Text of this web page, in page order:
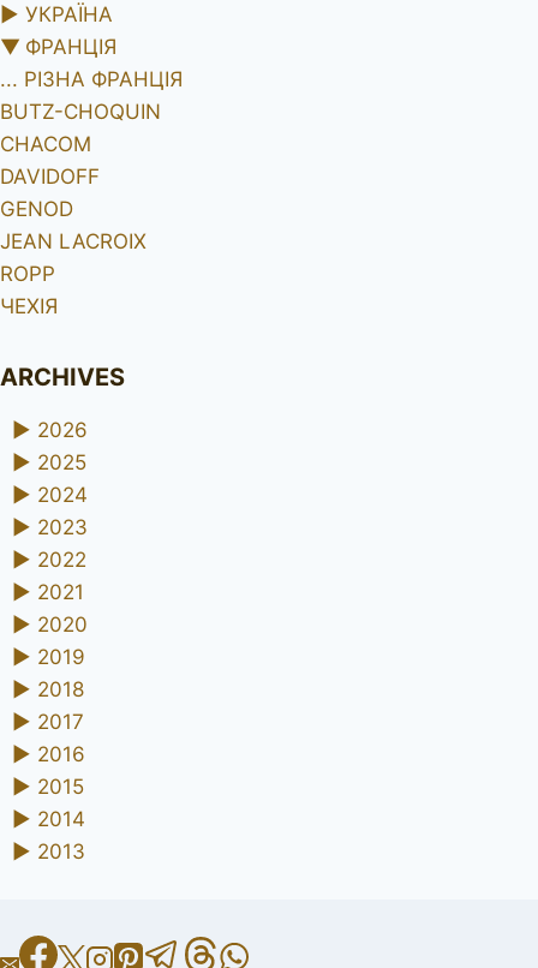
► УКРАЇНА
▼ ФРАНЦІЯ
... РІЗНА ФРАНЦІЯ
BUTZ-CHOQUIN
CHACOM
DAVIDOFF
GENOD
JEAN LACROIX
ROPP
ЧЕХІЯ
ARCHIVES
► 2026
► 2025
► 2024
► 2023
► 2022
► 2021
► 2020
► 2019
► 2018
► 2017
► 2016
► 2015
► 2014
► 2013